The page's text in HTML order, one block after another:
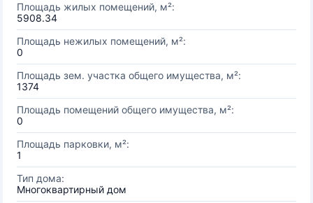
Площадь жилых помещений, м²:
5908.34
Площадь нежилых помещений, м²:
0
Площадь зем. участка общего имущества, м²:
1374
Площадь помещений общего имущества, м²:
0
Площадь парковки, м²:
1
Тип дома:
Многоквартирный дом